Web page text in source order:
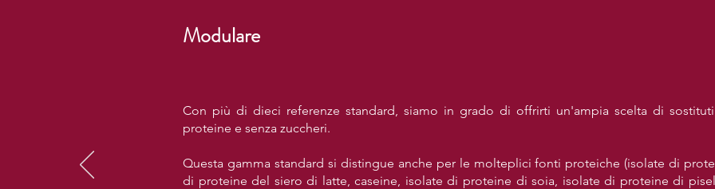
Modulare
Con più di dieci referenze standard, siamo in grado di offrirti un'ampia scelta di
proteine e senza zuccheri.
Questa gamma standard si distingue anche per le molteplici fonti proteiche (isolate di
di proteine del siero di latte, caseine, isolate di proteine di soia, isolate di proteine di